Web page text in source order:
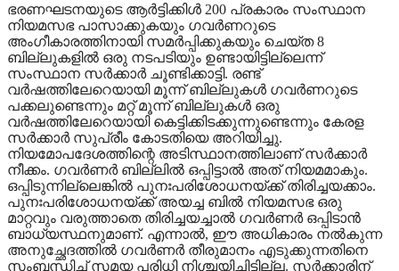
ഭരണഘടനയുടെ ആര്‍ട്ടിക്കിള്‍ 200 പ്രകാരം സംസ്ഥാന
നിയമസഭ പാസാക്കുകയും ഗവര്‍ണറുടെ
അംഗീകാരത്തിനായി സമര്‍പ്പിക്കുകയും ചെയ്ത 8
ബില്ലുകളില്‍ ഒരു നടപടിയും ഉണ്ടായിട്ടില്ലെന്ന്
സംസ്ഥാന സര്‍ക്കാര്‍ ചൂണ്ടിക്കാട്ടി. രണ്ട്
വര്‍ഷത്തിലേറെയായി മൂന്ന് ബില്ലുകള്‍ ഗവര്‍ണറുടെ
പക്കലുണ്ടെന്നും മറ്റ് മൂന്ന് ബില്ലുകള്‍ ഒരു
വര്‍ഷത്തിലേറെയായി കെട്ടിക്കിടക്കുന്നുണ്ടെന്നും കേരള
സര്‍ക്കാര്‍ സുപ്രീം കോടതിയെ അറിയിച്ചു.
നിയമോപദേശത്തിന്റെ അടിസ്ഥാനത്തിലാണ് സര്‍ക്കാര്‍
നീക്കം. ഗവര്‍ണര്‍ ബില്ലില്‍ ഒപ്പിട്ടാല്‍ അത് നിയമമാകും.
ഒപ്പിടുന്നില്ലെങ്കില്‍ പുനഃപരിശോധനയ്ക്ക് തിരിച്ചയക്കാം.
പുനഃപരിശോധനയ്ക്ക് അയച്ച ബില്‍ നിയമസഭ ഒരു
മാറ്റവും വരുത്താതെ തിരിച്ചയച്ചാല്‍ ഗവര്‍ണര്‍ ഒപ്പിടാന്‍
ബാധ്യസ്ഥനുമാണ്. എന്നാല്‍, ഈ അധികാരം നല്‍കുന്ന
അനുച്ഛേദത്തില്‍ ഗവര്‍ണര്‍ തീരുമാനം എടുക്കുന്നതിനെ
സംബന്ധിച്ച് സമയ പരിധി നിശ്ചയിച്ചിട്ടില്ല. സര്‍ക്കാരിന്